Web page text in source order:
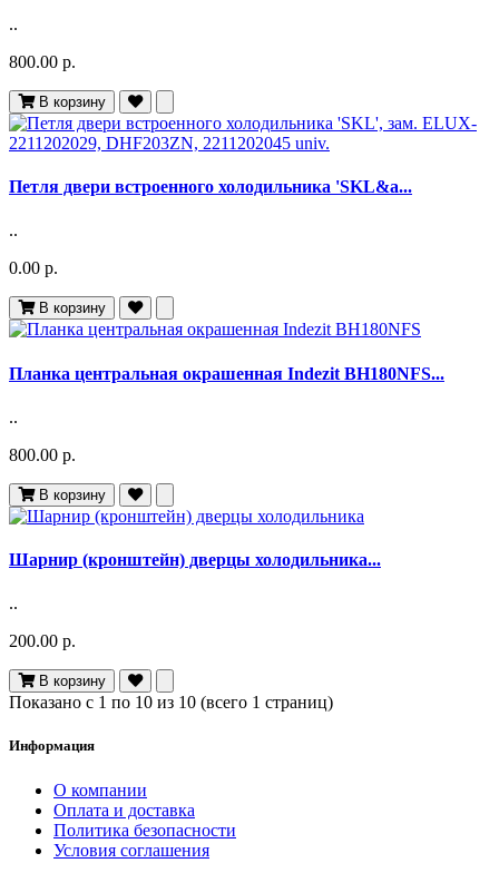
..
800.00 р.
В корзину
Петля двери встроенного холодильника 'SKL&a...
..
0.00 р.
В корзину
Планка центральная окрашенная Indezit BH180NFS...
..
800.00 р.
В корзину
Шарнир (кронштейн) дверцы холодильника...
..
200.00 р.
В корзину
Показано с 1 по 10 из 10 (всего 1 страниц)
Информация
О компании
Оплата и доставка
Политика безопасности
Условия соглашения